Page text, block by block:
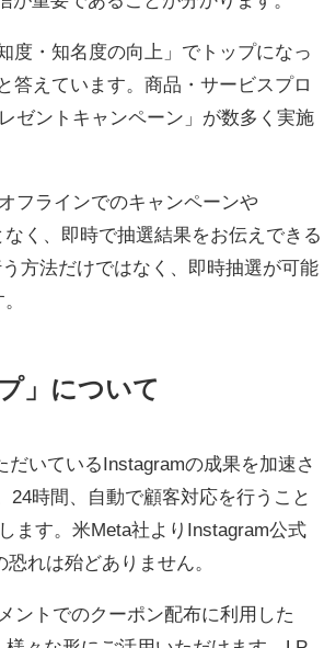
度・知名度の向上」でトップになっ
答えています。商品・サービスプロ
ゼントキャンペーン」が数多く実施
フラインでのキャンペーンや
く、即時で抽選結果をお伝えできる
方法だけではなく、即時抽選が可能
」について
だいているInstagramの成果を加速さ
時間、自動で顧客対応を行うこと
ます。米Meta社よりInstagram公式
れは殆どありません。
ントでのクーポン配布に利用した